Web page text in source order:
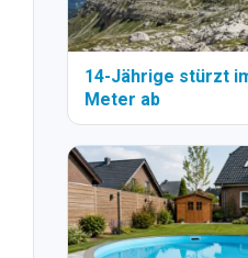
14-Jährige stürzt
Meter ab